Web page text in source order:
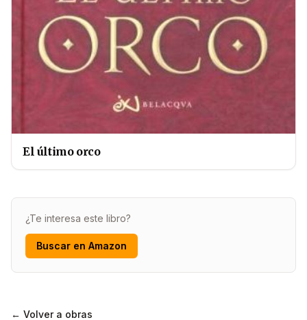
El último orco
¿Te interesa este libro?
Buscar en Amazon
← Volver a obras